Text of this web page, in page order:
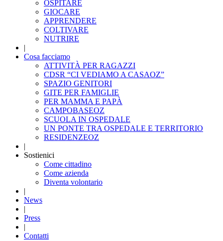
OSPITARE
GIOCARE
APPRENDERE
COLTIVARE
NUTRIRE
|
Cosa facciamo
ATTIVITÀ PER RAGAZZI
CDSR “CI VEDIAMO A CASAOZ”
SPAZIO GENITORI
GITE PER FAMIGLIE
PER MAMMA E PAPÀ
CAMPOBASEOZ
SCUOLA IN OSPEDALE
UN PONTE TRA OSPEDALE E TERRITORIO
RESIDENZEOZ
|
Sostienici
Come cittadino
Come azienda
Diventa volontario
|
News
|
Press
|
Contatti